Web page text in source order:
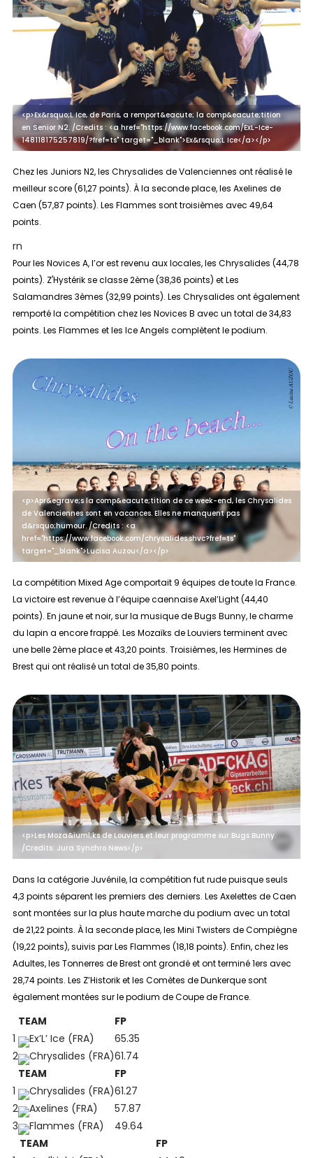
<p>Ex&rsquo;L Ice, de Paris, a remport&eacute; la comp&eacute;tition
en Senior N2. /Credits : <a href="https://www.facebook.com/ExL-Ice-
148118175257819/?fref=ts" target="_blank">Ex&rsquo;L Ice</a></p>
Chez les Juniors N2, les Chrysalides de Valenciennes ont réalisé le
meilleur score (61,27 points). À la seconde place, les Axelines de
Caen (57,87 points). Les Flammes sont troisièmes avec 49,64
points.
rn
Pour les Novices A, l’or est revenu aux locales, les Chrysalides (44,78
points). Z'Hystérik se classe 2ème (38,36 points) et Les
Salamandres 3èmes (32,99 points). Les Chrysalides ont également
remporté la compétition chez les Novices B avec un total de 34,83
points. Les Flammes et les Ice Angels complètent le podium.
<p>Apr&egrave;s la comp&eacute;tition de ce week-end, les Chrysalides
de Valenciennes sont en vacances. Elles ne manquent pas
d&rsquo;humour. /Credits : <a
href="https://www.facebook.com/chrysalides.shvc?fref=ts"
target="_blank">Lucisa Auzou</a></p>
La compétition Mixed Agecomportait 9 équipes de toute la France.
La victoire est revenue à l’équipe caennaise Axel’Light (44,40
points). En jaune et noir, sur la musique de Bugs Bunny, le charme
du lapin a encore frappé. Les Mozaïks de Louviers terminent avec
une belle 2ème place et 43,20 points. Troisièmes, les Hermines de
Brest qui ont réalisé un total de 35,80 points.
<p>Les Moza&iuml;ks de Louviers et leur programme sur Bugs Bunny.
/Credits: Jura Synchro News</p>
Dans la catégorie Juvénile, la compétition fut rude puisque seuls
4,3 points séparent les premiers des derniers. Les Axelettes de Caen
sont montées sur la plus haute marche du podium avec un total
de 21,22 points. À la seconde place, les Mini Twisters de Compiègne
(19,22 points), suivis par Les Flammes (18,18 points). Enfin, chez les
Adultes, les Tonnerres de Brest ont grondé et ont terminé 1ers avec
28,74 points. Les Z’Historik et les Comètes de Dunkerque sont
également montées sur le podium de Coupe de France.
TEAM
FP
1
Ex’L’ Ice (FRA)
65.35
2
Chrysalides (FRA)61.74
TEAM
FP
1
Chrysalides (FRA)61.27
2
Axelines (FRA)
57.87
3
Flammes (FRA)
49.64
TEAM
FP